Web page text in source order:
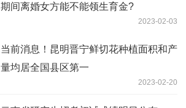
期间离婚女方能不能领生育金?
2023-02-03
当前消息！昆明晋宁鲜切花种植面积和产
量均居全国县区第一
2023-02-20